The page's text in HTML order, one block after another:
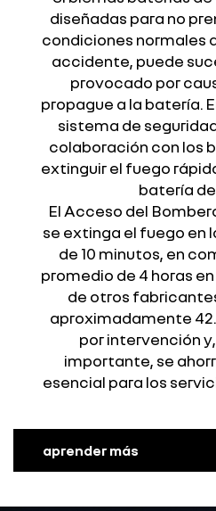
diseñadas para no
condiciones normales
accidente, puede
provocado por
propague a la batería.
sistema de
colaboración con los
extinguir el fuego
batería
El Acceso del
se extinga el fuego en
de 10 minutos, en
promedio de 4 horas
de otros
aproximadamente
por intervención
importante, se
esencial para los
aprender más